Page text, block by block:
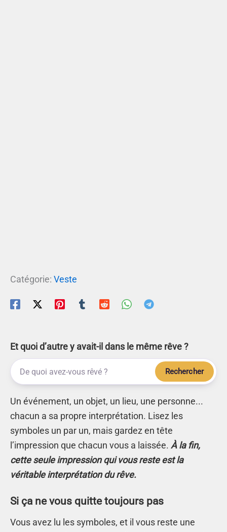
Catégorie: Veste
Et quoi d’autre y avait-il dans le même rêve ?
Rechercher
Un événement, un objet, un lieu, une personne...
chacun a sa propre interprétation. Lisez les
symboles un par un, mais gardez en tête
l’impression que chacun vous a laissée. À la fin,
cette seule impression qui vous reste est la
véritable interprétation du rêve.
Si ça ne vous quitte toujours pas
Vous avez lu les symboles, et il vous reste une